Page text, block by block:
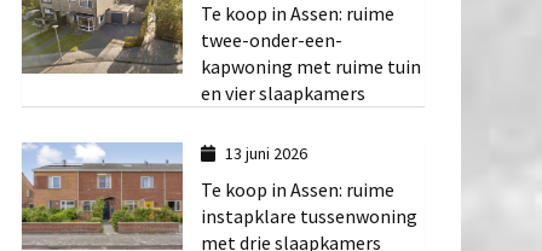
Te koop in Assen: ruime
twee-onder-een-
kapwoning met ruime tuin
en vier slaapkamers
13 juni 2026
Te koop in Assen: ruime
instapklare tussenwoning
met drie slaapkamers